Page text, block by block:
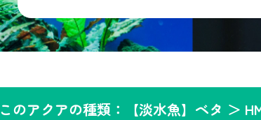
このアクアの種類：【淡水魚】ベタ ＞